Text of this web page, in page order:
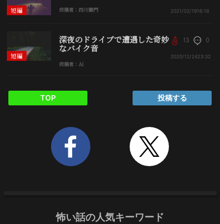
短編 投稿者：四川獅門 2021/02/1916:16
短編
深夜のドライブで遭遇した奇妙
なバイク音
投稿者：Ai
13 0
2020/12/2423:32
TOP 投稿する
怖い話の人気キーワード